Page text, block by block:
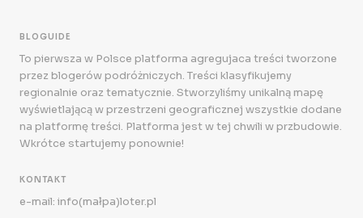
BLOGUIDE
To pierwsza w Polsce platforma agregujaca treści tworzone
przez blogerów podróżniczych. Treści klasyfikujemy
regionalnie oraz tematycznie. Stworzyliśmy unikalną mapę
wyświetlającą w przestrzeni geograficznej wszystkie dodane
na platformę treści. Platforma jest w tej chwili w przbudowie.
Wkrótce startujemy ponownie!
KONTAKT
e-mail: info(małpa)loter.pl